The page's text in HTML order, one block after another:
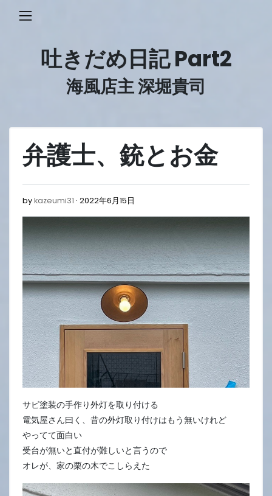
吐きだめ日記 Part2
海風店主 深堀貴司
弁護士、銃とお金
bykazeumi31 2022年6月15日
月
15
日
サビ塗装の手作り外灯を取り付ける
電気屋さん曰く、昔の外灯取り付けはもう無いけれど
やってて面白い
受台が無いと直付が難しいと言うので
オレが、家の栗の木でこしらえた